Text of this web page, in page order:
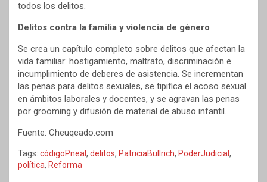
todos los delitos.
Delitos contra la familia y violencia de género
Se crea un capítulo completo sobre delitos que afectan la
vida familiar: hostigamiento, maltrato, discriminación e
incumplimiento de deberes de asistencia. Se incrementan
las penas para delitos sexuales, se tipifica el acoso sexual
en ámbitos laborales y docentes, y se agravan las penas
por grooming y difusión de material de abuso infantil.
Fuente: Cheuqeado.com
Tags: códigoPneal , delitos, PatriciaBullrich, PoderJudicial ,
política, Reforma